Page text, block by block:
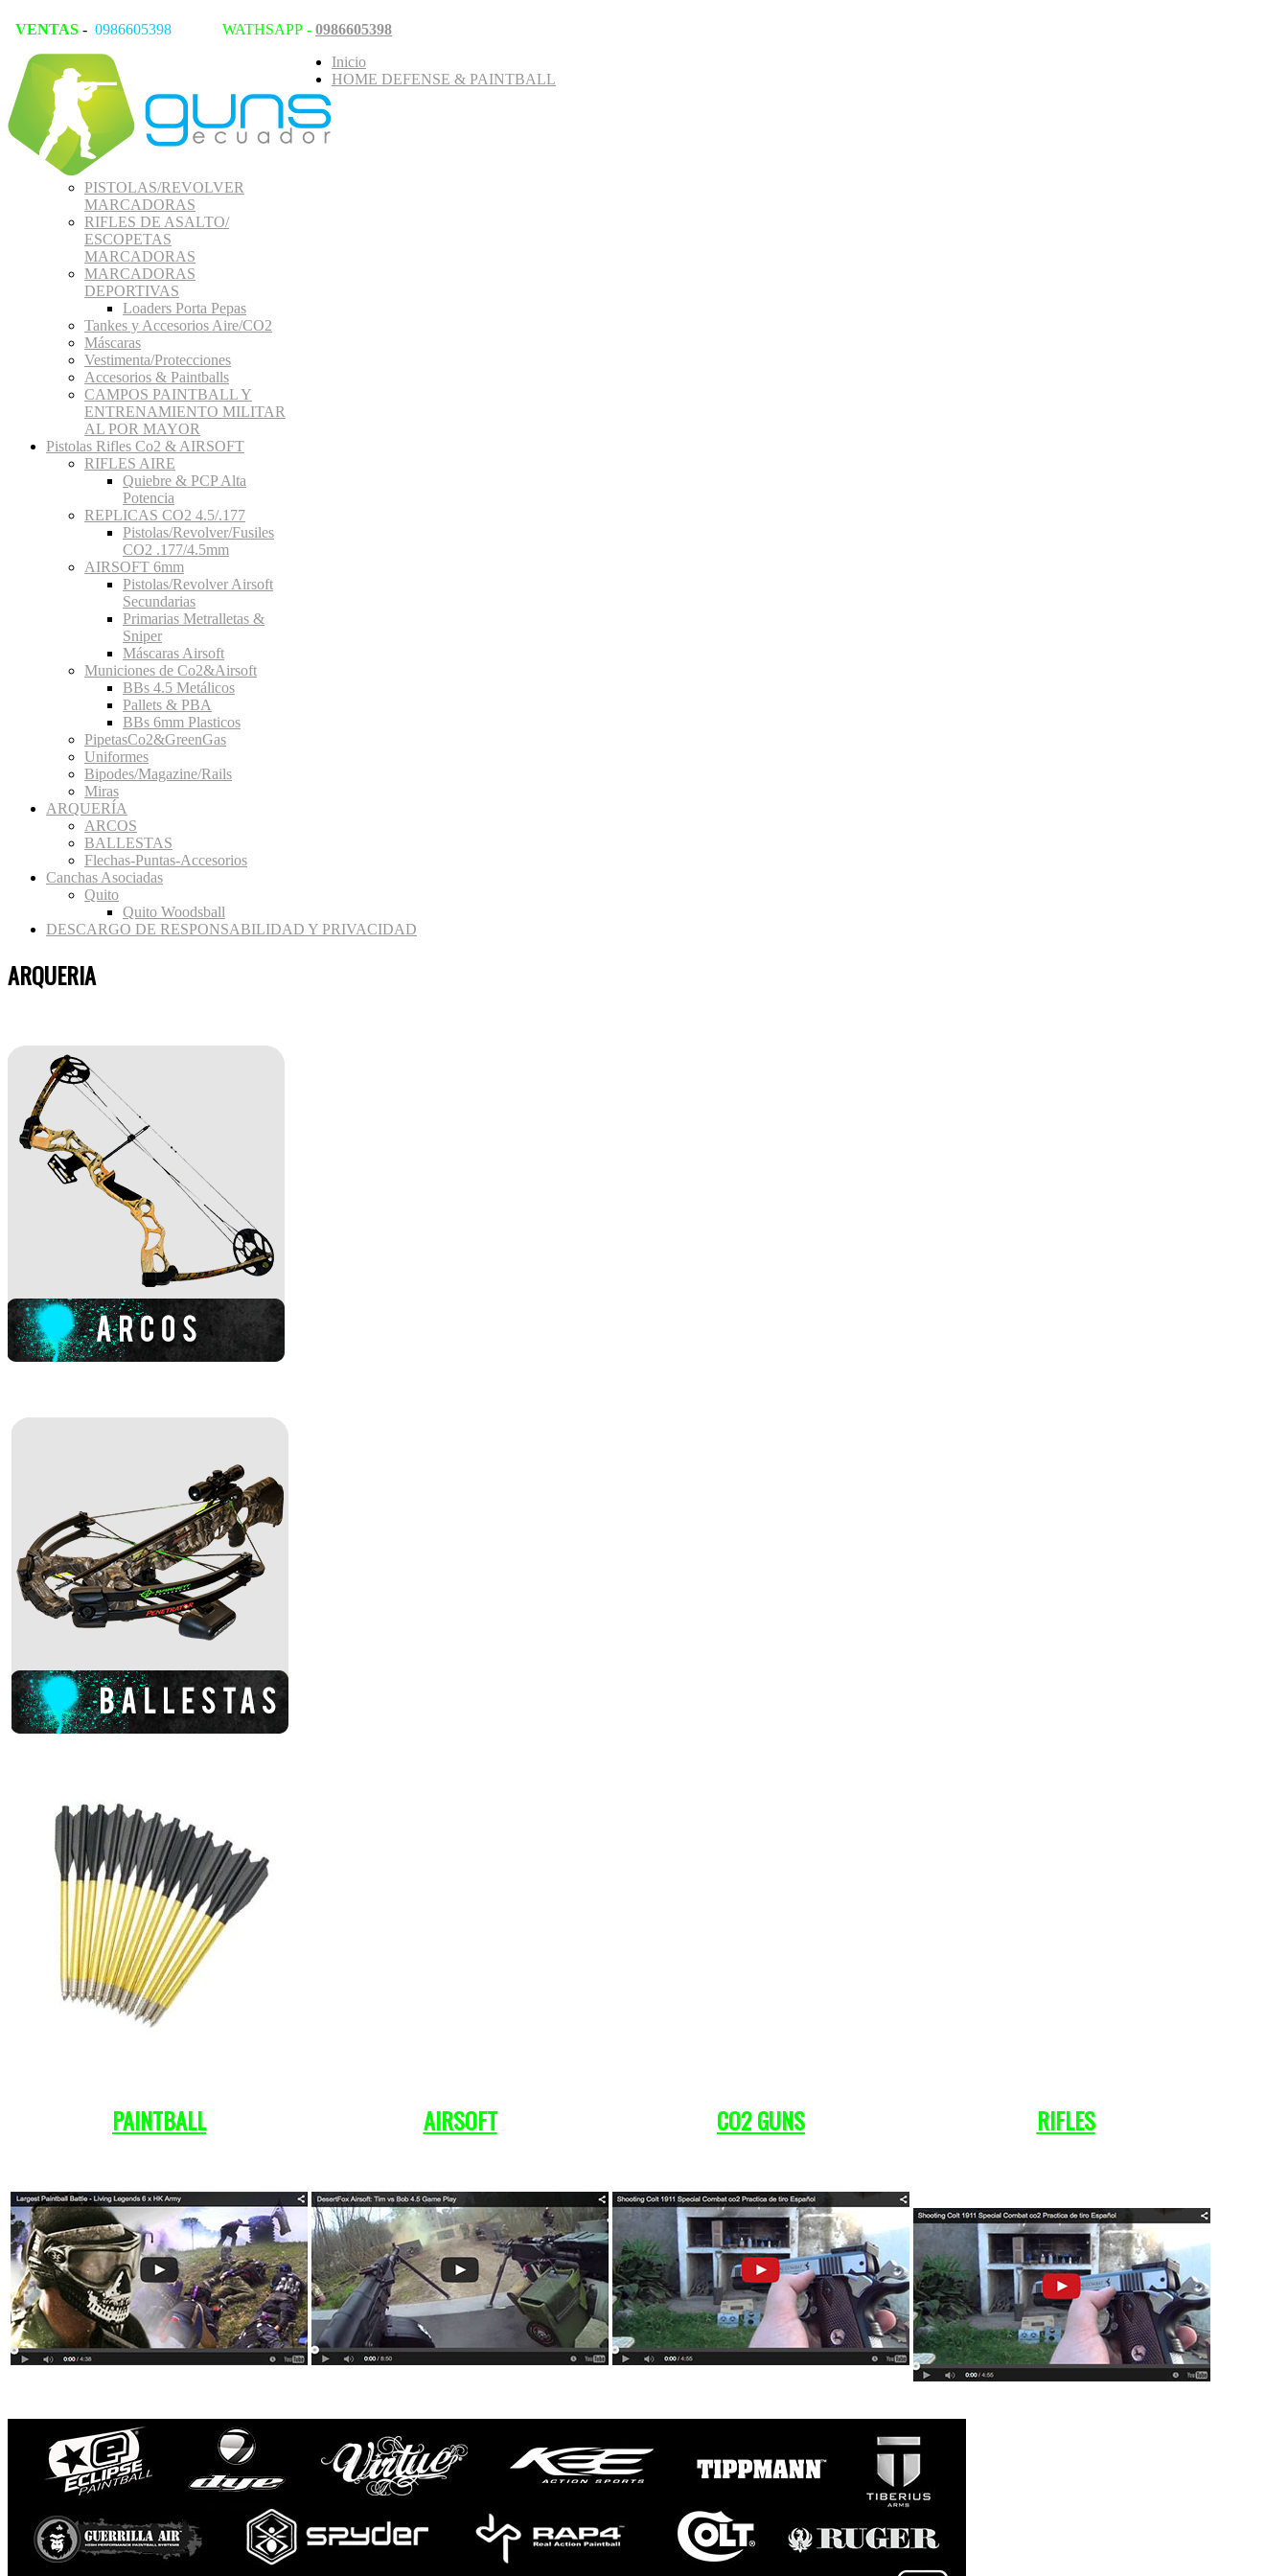
VENTAS - 0986605398 WATHSAPP - 0986605398
Inicio
HOME DEFENSE & PAINTBALL
PISTOLAS/REVOLVER
MARCADORAS
RIFLES DE ASALTO/
ESCOPETAS
MARCADORAS
MARCADORAS
DEPORTIVAS
Loaders Porta Pepas
Tankes y Accesorios Aire/CO2
Máscaras
Vestimenta/Protecciones
Accesorios & Paintballs
CAMPOS PAINTBALL Y
ENTRENAMIENTO MILITAR
AL POR MAYOR
Pistolas Rifles Co2 & AIRSOFT
RIFLES AIRE
Quiebre & PCP Alta
Potencia
REPLICAS CO2 4.5/.177
Pistolas/Revolver/Fusiles
CO2 .177/4.5mm
AIRSOFT 6mm
Pistolas/Revolver Airsoft
Secundarias
Primarias Metralletas &
Sniper
Máscaras Airsoft
Municiones de Co2&Airsoft
BBs 4.5 Metálicos
Pallets & PBA
BBs 6mm Plasticos
PipetasCo2&GreenGas
Uniformes
Bipodes/Magazine/Rails
Miras
ARQUERÍA
ARCOS
BALLESTAS
Flechas-Puntas-Accesorios
Canchas Asociadas
Quito
Quito Woodsball
DESCARGO DE RESPONSABILIDAD Y PRIVACIDAD
ARQUERIA
PAINTBALL AIRSOFT CO2GUNS RIFLES